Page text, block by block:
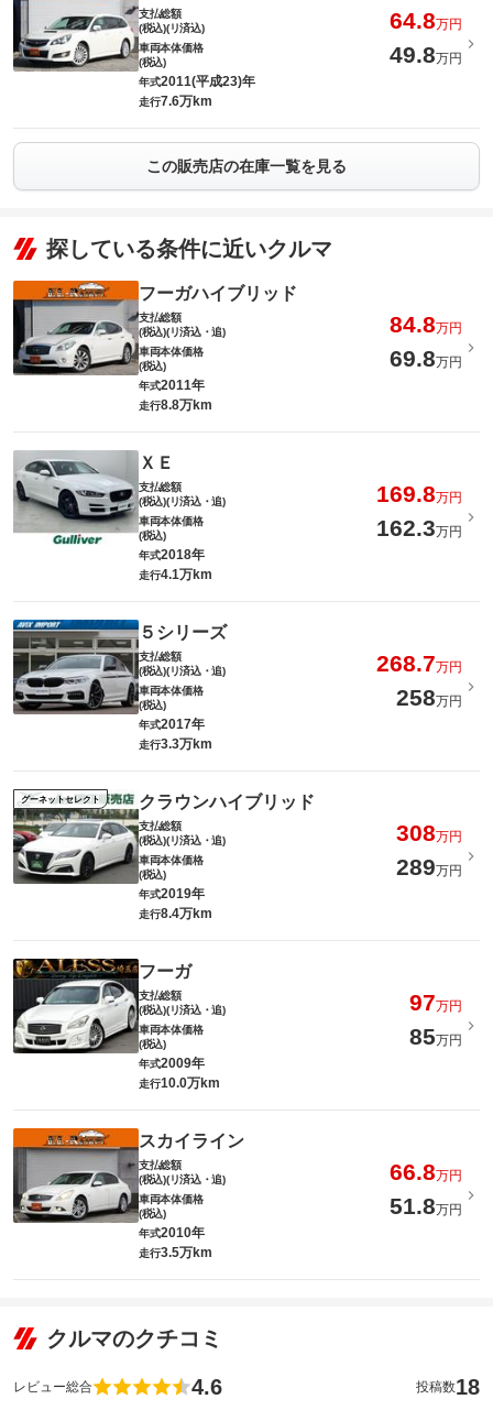
支払総額
(税込)(リ済込)
64.8万円
車両本体価格
(税込)
49.8万円
年式2011(平成23)年
走行7.6万km
この販売店の在庫一覧を見る
探している条件に近いクルマ
フーガハイブリッド
支払総額
(税込)(リ済込・追)
84.8万円
車両本体価格
(税込)
69.8万円
年式2011年
走行8.8万km
ＸＥ
支払総額
(税込)(リ済込・追)
169.8万円
車両本体価格
(税込)
162.3万円
年式2018年
走行4.1万km
５シリーズ
支払総額
(税込)(リ済込・追)
268.7万円
車両本体価格
(税込)
258万円
年式2017年
走行3.3万km
グーネットセレクト クラウンハイブリッド
支払総額
(税込)(リ済込・追)
308万円
車両本体価格
(税込)
289万円
年式2019年
走行8.4万km
フーガ
支払総額
(税込)(リ済込・追)
97万円
車両本体価格
(税込)
85万円
年式2009年
走行10.0万km
スカイライン
支払総額
(税込)(リ済込・追)
66.8万円
車両本体価格
(税込)
51.8万円
年式2010年
走行3.5万km
クルマのクチコミ
レビュー総合 4.6 投稿数18